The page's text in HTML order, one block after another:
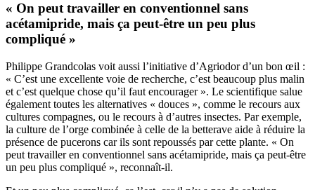
« On peut travailler en conventionnel sans
acétamipride, mais ça peut-être un peu plus
compliqué »
Philippe Grandcolas voit aussi l’initiative d’Agriodor d’un bon œil :
« C’est une excellente voie de recherche, c’est beaucoup plus malin
et c’est quelque chose qu’il faut encourager ». Le scientifique salue
également toutes les alternatives « douces », comme le recours aux
cultures compagnes, ou le recours à d’autres insectes. Par exemple,
la culture de l’orge combinée à celle de la betterave aide à réduire la
présence de pucerons car ils sont repoussés par cette plante. « On
peut travailler en conventionnel sans acétamipride, mais ça peut-être
un peu plus compliqué », reconnaît-il.